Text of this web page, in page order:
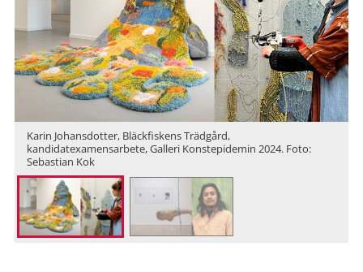
Karin Johansdotter, Bläckfiskens Trädgård,
kandidatexamensarbete, Galleri Konstepidemin 2024. Foto:
Sebastian Kok